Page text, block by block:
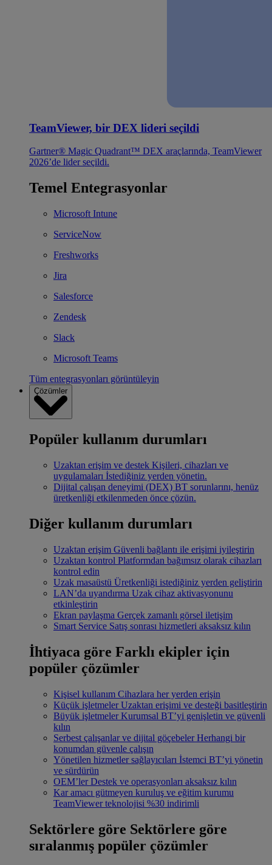
TeamViewer, bir DEX lideri seçildi
Gartner® Magic Quadrant™ DEX araçlarında, TeamViewer
2026’de lider seçildi.
Temel Entegrasyonlar
Microsoft Intune
ServiceNow
Freshworks
Jira
Salesforce
Zendesk
Slack
Microsoft Teams
Tüm entegrasyonları görüntüleyin
Çözümler
Popüler kullanım durumları
Uzaktan erişim ve destek Kişileri, cihazları ve
uygulamaları İstediğiniz yerden yönetin.
Dijital çalışan deneyimi (DEX) BT sorunlarını, henüz
üretkenliği etkilenmeden önce çözün.
Diğer kullanım durumları
Uzaktan erişim Güvenli bağlantı ile erişimi iyileştirin
Uzaktan kontrol Platformdan bağımsız olarak cihazları
kontrol edin
Uzak masaüstü Üretkenliği istediğiniz yerden geliştirin
LAN’da uyandırma Uzak cihaz aktivasyonunu
etkinleştirin
Ekran paylaşma Gerçek zamanlı görsel iletişim
Smart Service Satış sonrası hizmetleri aksaksız kılın
İhtiyaca göre Farklı ekipler için
popüler çözümler
Kişisel kullanım Cihazlara her yerden erişin
Küçük işletmeler Uzaktan erişimi ve desteği basitleştirin
Büyük işletmeler Kurumsal BT’yi genişletin ve güvenli
kılın
Serbest çalışanlar ve dijital göçebeler Herhangi bir
konumdan güvenle çalışın
Yönetilen hizmetler sağlayıcıları İstemci BT’yi yönetin
ve sürdürün
OEM’ler Destek ve operasyonları aksaksız kılın
Kar amacı gütmeyen kuruluş ve eğitim kurumu
TeamViewer teknolojisi %30 indirimli
Sektörlere göre Sektörlere göre
sıralanmış popüler çözümler